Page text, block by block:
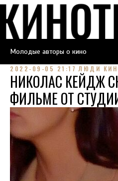
Молодые авторы о кино
2022-09-05 21:17 ЛЮДИ
НИКОЛАС КЕЙДЖ
ФИЛЬМЕ ОТ